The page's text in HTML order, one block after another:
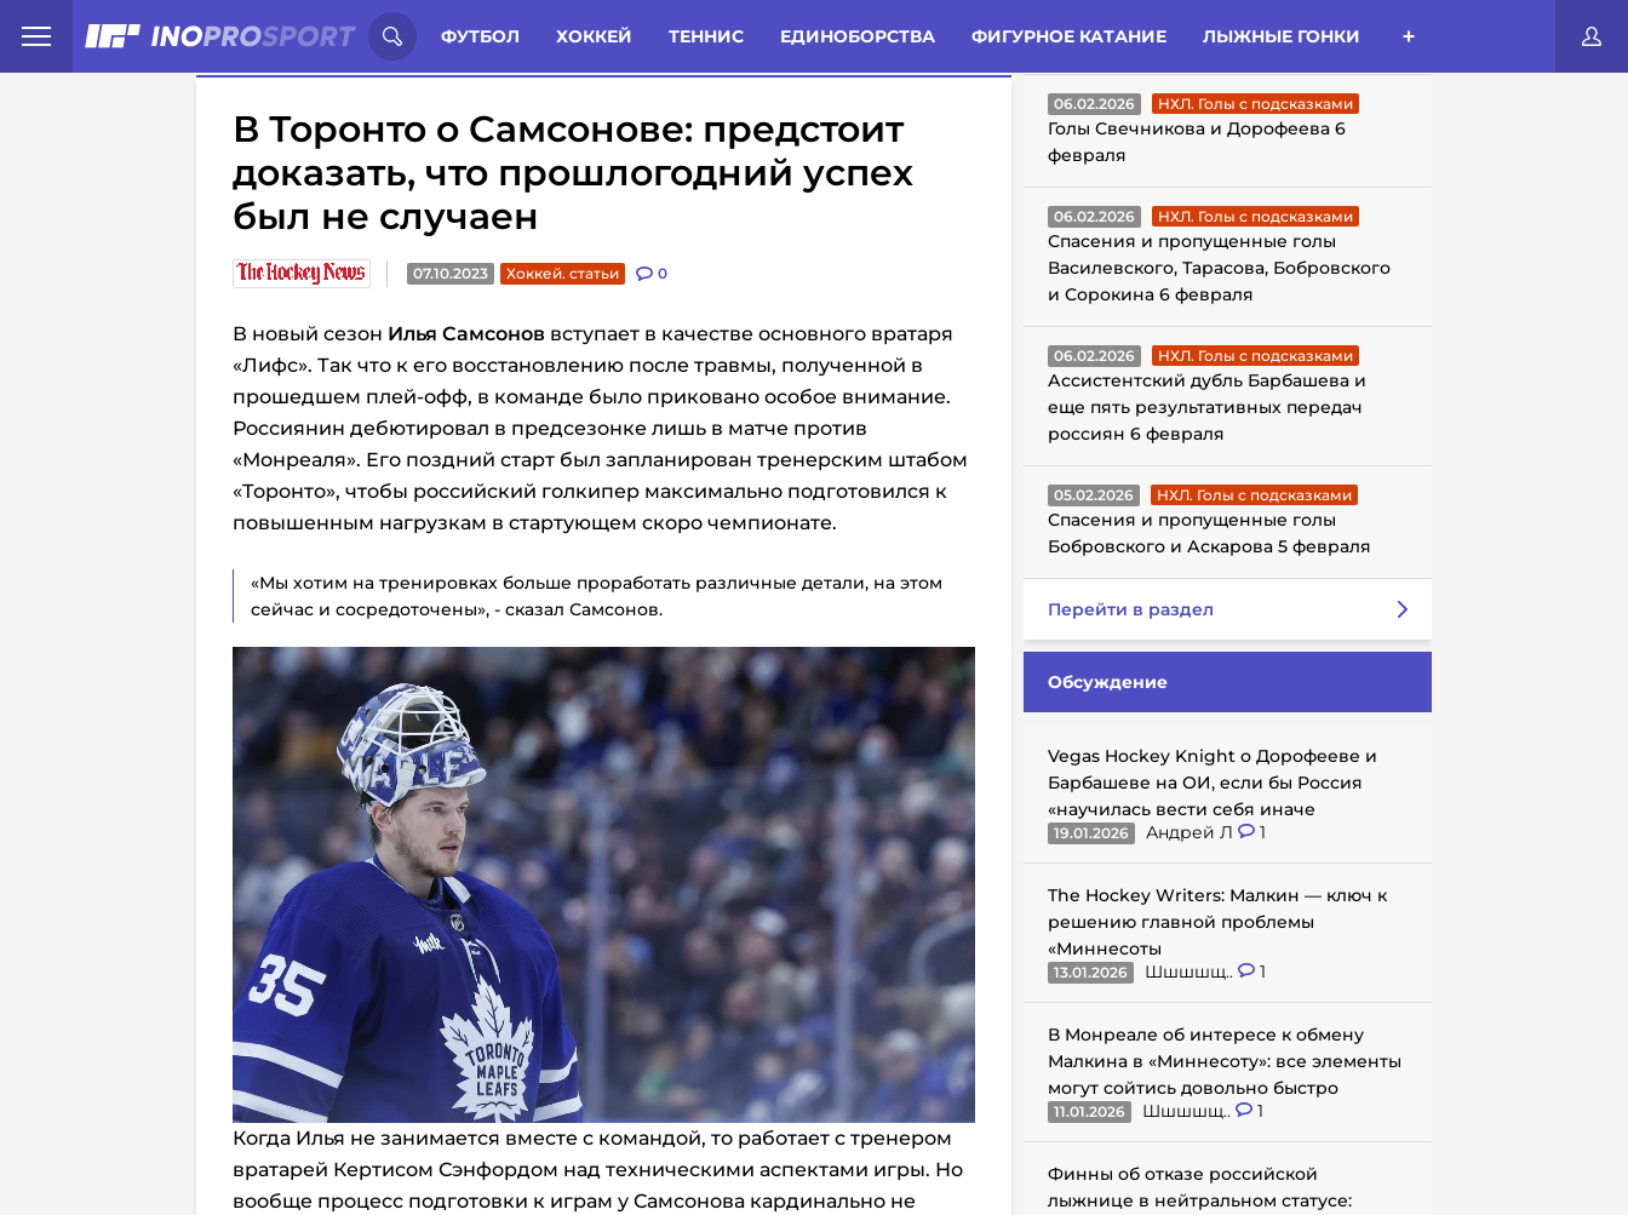
ФУТБОЛ ХОККЕЙ ТЕННИС ЕДИНОБОРСТВА ФИГУРНОЕ КАТАНИЕ ЛЫЖНЫЕ ГОНКИ
Иностранцы о спорте России: Статьи Комменты Новости
В Торонто о Самсонове: предстоит
доказать, что прошлогодний успех
был не случаен
07.10.2023 Хоккей. статьи 0
В новый сезон Илья Самсонов вступает в качестве основного вратаря
«Лифс». Так что к его восстановлению после травмы, полученной в
прошедшем плей-офф, в команде было приковано особое внимание.
Россиянин дебютировал в предсезонке лишь в матче против
«Монреаля». Его поздний старт был запланирован тренерским штабом
«Торонто», чтобы российский голкипер максимально подготовился к
повышенным нагрузкам в стартующем скоро чемпионате.
«Мы хотим на тренировках больше проработать различные детали, на этом
сейчас и сосредоточены», - сказал Самсонов.
Когда Илья не занимается вместе с командой, то работает с тренером
вратарей Кертисом Сэнфордом над техническими аспектами игры. Но
вообще процесс подготовки к играм у Самсонова кардинально не
ГОЛЫ С ПОДСКАЗКАМИ
06.02.2026 НХЛ. Голы с подсказками
Голы Свечникова и Дорофеева 6
февраля
06.02.2026 НХЛ. Голы с подсказками
Спасения и пропущенные голы
Василевского, Тарасова, Бобровского
и Сорокина 6 февраля
06.02.2026 НХЛ. Голы с подсказками
Ассистентский дубль Барбашева и
еще пять результативных передач
россиян 6 февраля
05.02.2026 НХЛ. Голы с подсказками
Спасения и пропущенные голы
Бобровского и Аскарова 5 февраля
Перейти в раздел
Обсуждение
Vegas Hockey Knight о Дорофееве и
Барбашеве на ОИ, если бы Россия
«научилась вести себя иначе
19.01.2026 Андрей Л 1
The Hockey Writers: Малкин — ключ к
решению главной проблемы
«Миннесоты
13.01.2026 Шшшшщ.. 1
В Монреале об интересе к обмену
Малкина в «Миннесоту»: все элементы
могут сойтись довольно быстро
11.01.2026 Шшшшщ.. 1
Финны об отказе российской
лыжнице в нейтральном статусе: